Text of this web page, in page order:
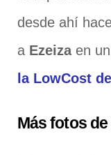
desde ahí
a Ezeiza en
la LowCost
Más fotos